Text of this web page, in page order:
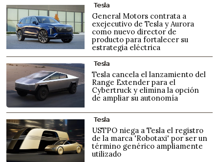
Tesla
General Motors contrata a
exejecutivo de Tesla y Aurora
como nuevo director de
producto para fortalecer su
estrategia eléctrica
Tesla
Tesla cancela el lanzamiento del
Range Extender para el
Cybertruck y elimina la opción
de ampliar su autonomía
Tesla
USTPO niega a Tesla el registro
de la marca 'Robotaxi' por ser un
término genérico ampliamente
utilizado